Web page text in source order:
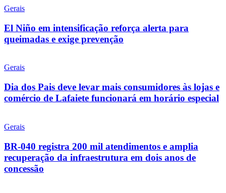
Gerais
El Niño em intensificação reforça alerta para
queimadas e exige prevenção
Gerais
Dia dos Pais deve levar mais consumidores às lojas e
comércio de Lafaiete funcionará em horário especial
Gerais
BR-040 registra 200 mil atendimentos e amplia
recuperação da infraestrutura em dois anos de
concessão